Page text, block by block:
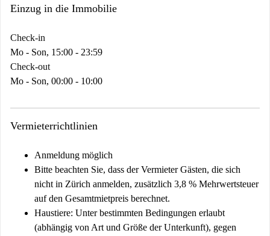
Einzug in die Immobilie
Check-in
Mo - Son, 15:00 - 23:59
Check-out
Mo - Son, 00:00 - 10:00
Vermieterrichtlinien
Anmeldung möglich
Bitte beachten Sie, dass der Vermieter Gästen, die sich
nicht in Zürich anmelden, zusätzlich 3,8 % Mehrwertsteuer
auf den Gesamtmietpreis berechnet.
Haustiere: Unter bestimmten Bedingungen erlaubt
(abhängig von Art und Größe der Unterkunft), gegen